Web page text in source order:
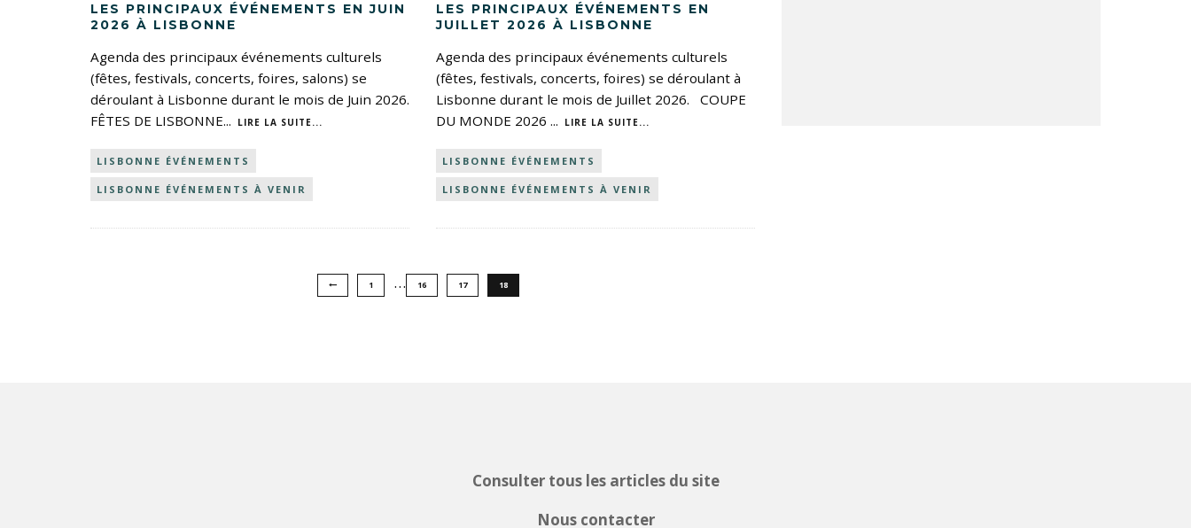
LES PRINCIPAUX ÉVÉNEMENTS EN JUIN
2026 À LISBONNE
Agenda des principaux événements culturels
(fêtes, festivals, concerts, foires, salons) se
déroulant à Lisbonne durant le mois de Juin 2026.
FÊTES DE LISBONNE... LIRE LA SUITE...
LISBONNE ÉVÉNEMENTS
LISBONNE ÉVÉNEMENTS À VENIR
LES PRINCIPAUX ÉVÉNEMENTS EN
JUILLET 2026 À LISBONNE
Agenda des principaux événements culturels
(fêtes, festivals, concerts, foires) se déroulant à
Lisbonne durant le mois de Juillet 2026. COUPE
DU MONDE 2026 ... LIRE LA SUITE...
LISBONNE ÉVÉNEMENTS
LISBONNE ÉVÉNEMENTS À VENIR
1 … 16 17 18
Consulter tous les articles du site
Nous contacter